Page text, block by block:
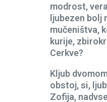
modrost,
ljubezen bolj
mučeništva,
kurije,
Cerkve?
Kljub
obstoj, si,
Zofija,